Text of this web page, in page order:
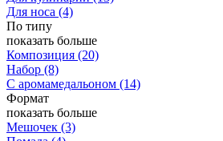
Для носа (4)
По типу
показать больше
Композиция (20)
Набор (8)
С аромамедальоном (14)
Формат
показать больше
Мешочек (3)